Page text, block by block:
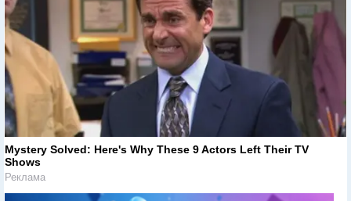
Mystery Solved: Here's Why These 9 Actors Left Their TV
Shows
Реклама